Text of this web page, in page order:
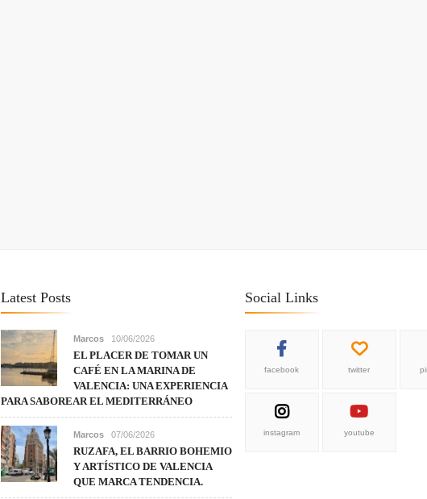
Latest Posts
Marcos 10/06/2026
EL PLACER DE TOMAR UN
CAFÉ EN LA MARINA DE
VALENCIA: UNA EXPERIENCIA
PARA SABOREAR EL MEDITERRÁNEO
Marcos 07/06/2026
RUZAFA, EL BARRIO BOHEMIO
Y ARTÍSTICO DE VALENCIA
QUE MARCA TENDENCIA.
Social Links
facebook twitter
instagram youtube